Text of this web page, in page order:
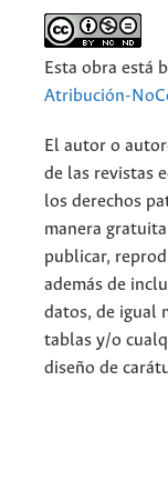
Esta obra está
Atribución-
El autor o
de las revistas
los derechos
manera
publicar,
además de
datos, de igual
tablas y/o
diseño de